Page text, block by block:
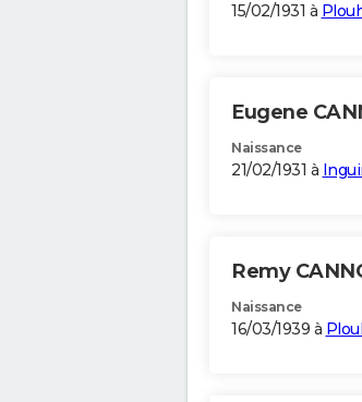
15/02/1931 à
Eugene
Naissance
21/02/1931 à
Remy
Naissance
16/03/1939 à